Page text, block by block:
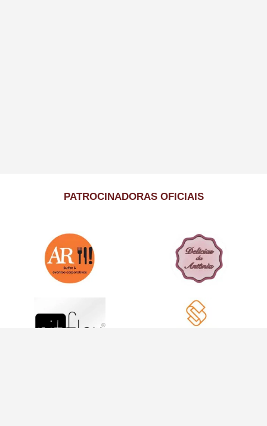
PATROCINADORAS OFICIAIS